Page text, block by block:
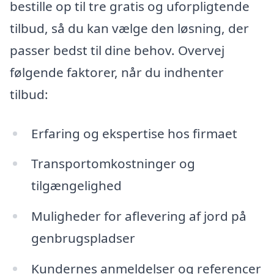
bestille op til tre gratis og uforpligtende
tilbud, så du kan vælge den løsning, der
passer bedst til dine behov. Overvej
følgende faktorer, når du indhenter
tilbud:
Erfaring og ekspertise hos firmaet
Transportomkostninger og
tilgængelighed
Muligheder for aflevering af jord på
genbrugspladser
Kundernes anmeldelser og referencer